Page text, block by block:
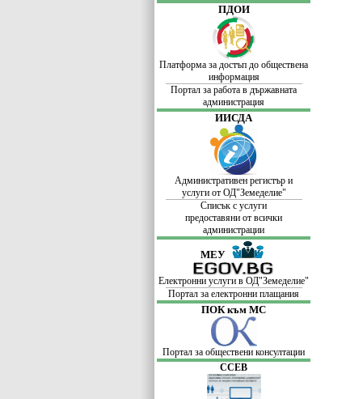
ПДОИ
Платформа за достъп до обществена
информация
Портал за работа в държавната
администрация
ИИСДА
Административен регистър и
услуги от ОД"Земеделие"
Списък с услуги
предоставяни от всички
администрации
МЕУ
Електронни услуги в ОД"Земеделие"
Портал за електронни плащания
ПОК към МС
Портал за обществени консултации
ССЕВ